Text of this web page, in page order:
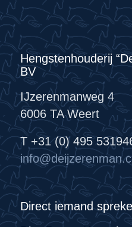
Hengstenhouderij
BV
IJzerenmanweg 4
6006 TA Weert
T +31 (0) 495
Direct iemand